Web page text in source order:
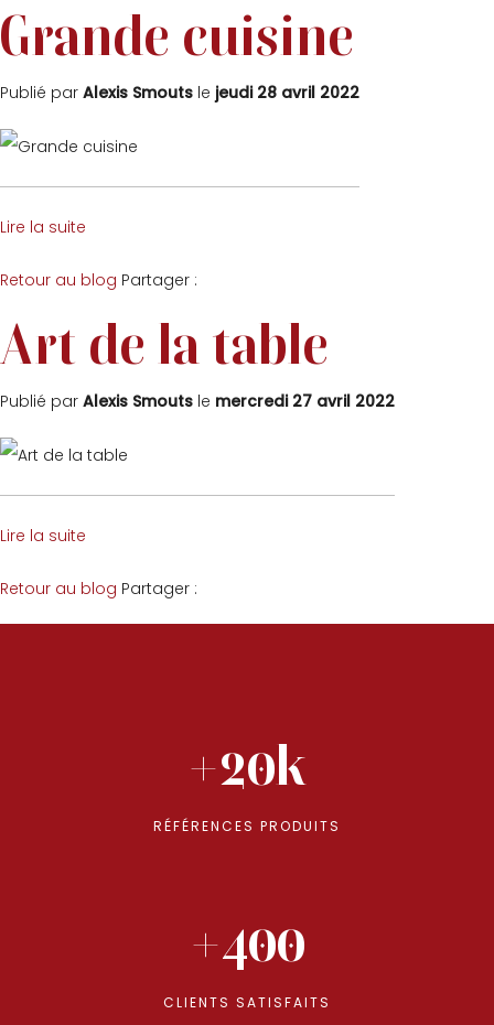
Grande cuisine
Publié par Alexis Smouts le jeudi 28 avril 2022
Lire la suite
Retour au blog Partager :
Art de la table
Publié par Alexis Smouts le mercredi 27 avril 2022
Lire la suite
Retour au blog Partager :
+20k
RÉFÉRENCES PRODUITS
+400
CLIENTS SATISFAITS